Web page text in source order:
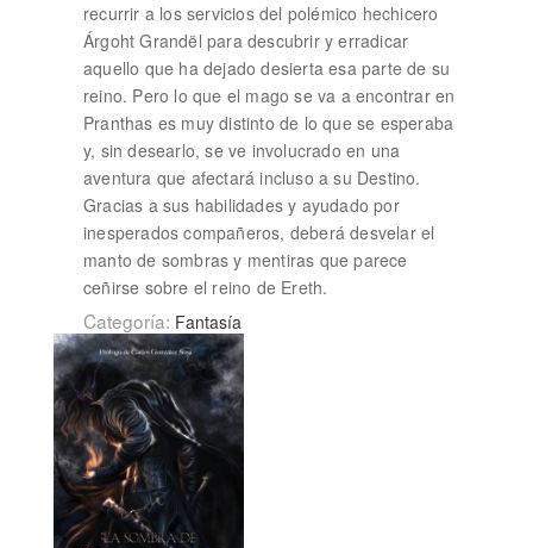
recurrir a los servicios del polémico hechicero
Árgoht Grandël para descubrir y erradicar
aquello que ha dejado desierta esa parte de su
reino. Pero lo que el mago se va a encontrar en
Pranthas es muy distinto de lo que se esperaba
y, sin desearlo, se ve involucrado en una
aventura que afectará incluso a su Destino.
Gracias a sus habilidades y ayudado por
inesperados compañeros, deberá desvelar el
manto de sombras y mentiras que parece
ceñirse sobre el reino de Ereth.
Categoría: Fantasía